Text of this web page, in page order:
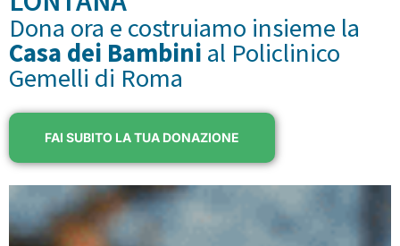
Dona ora e costruiamo insieme la
Casa dei Bambini al Policlinico
Gemelli di Roma
FAI SUBITO LA TUA DONAZIONE